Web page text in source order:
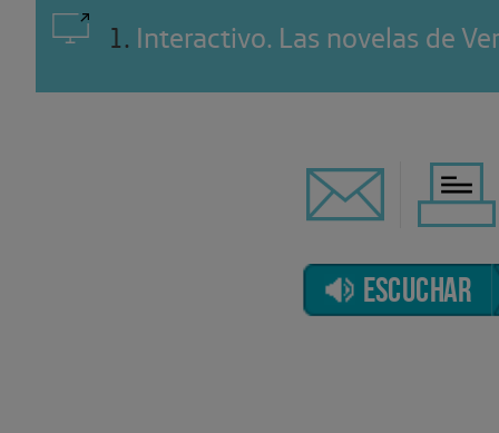
1. Interactivo. Las novelas de
ESCUCHAR